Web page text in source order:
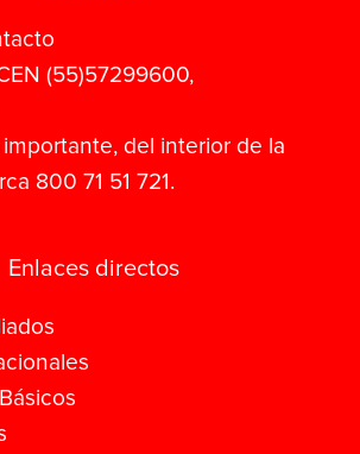
(55)57299600,
del interior de la
800 71 51 721.
Enlaces directos